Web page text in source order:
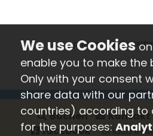
powered by
Buchen⋅ Kontakt
facebook- Urlaub in
enable you to make the
Only with your consent
share data with our
countries) according to
for the purposes: